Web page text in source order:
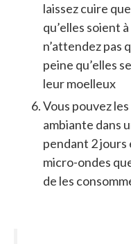
laissez cuire
qu’elles soient
n’attendez pas
peine qu’elles
leur moelleux
Vous pouvez
ambiante dans
pendant 2
micro-ondes
de les